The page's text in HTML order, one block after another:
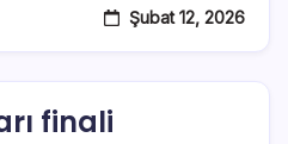
Şubat 12, 2026
finali